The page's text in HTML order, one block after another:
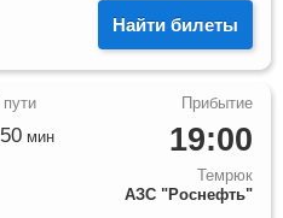
Найти билеты
19:00
Темрюк
АЗС "Роснефть"
50 мин